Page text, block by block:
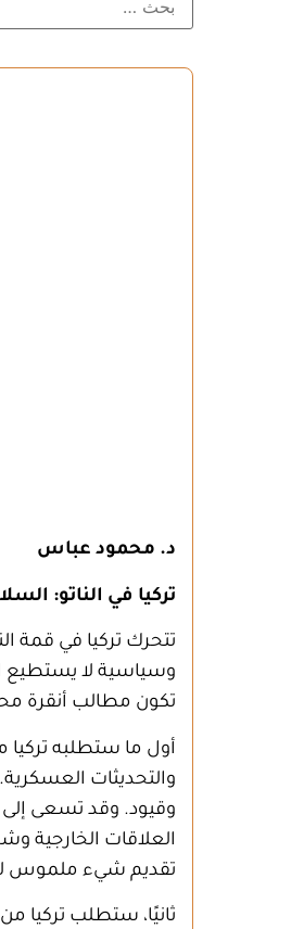
د. محمود عباس
تركيا في الناتو:
تتحرك تركيا في قمة
وسياسية لا يستطيع
تكون مطالب أنقرة
وقيود. وقد تسعى
العلاقات الخارجية
تقديم شيء ملموس
ثانيًا، ستطلب تركيا